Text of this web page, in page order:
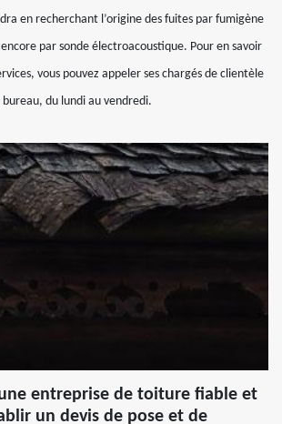
en recherchant l’origine des fuites par fumigène
par sonde électroacoustique. Pour en savoir
vous pouvez appeler ses chargés de clientèle
du lundi au vendredi.
entreprise de toiture fiable et
un devis de pose et de